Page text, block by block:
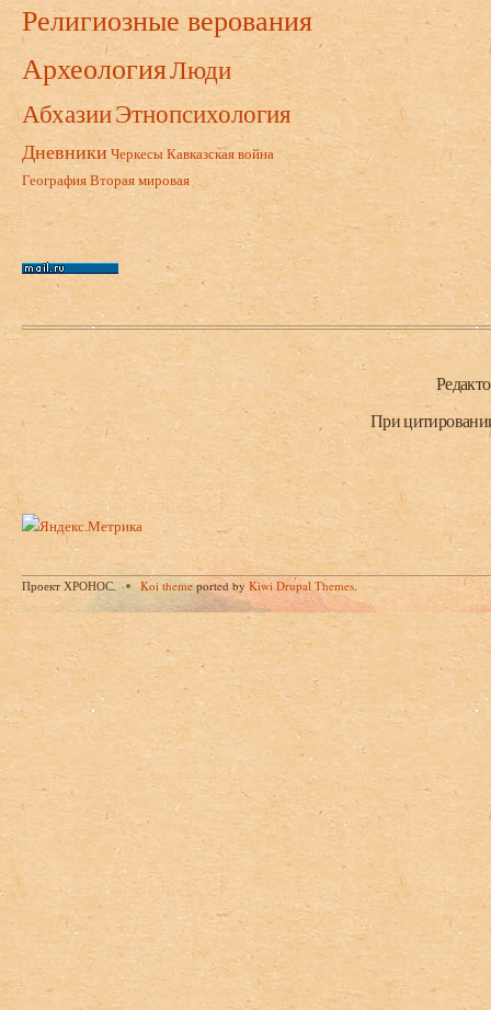
Религиозные верования
АрхеологияЛюди
АбхазииЭтнопсихология
Дневники ЧеркесыКавказская война
ГеографияВторая мировая
Нижний колонтитул
При
Проект ХРОНОС. Koi themeported byKiwi Drupal Themes.